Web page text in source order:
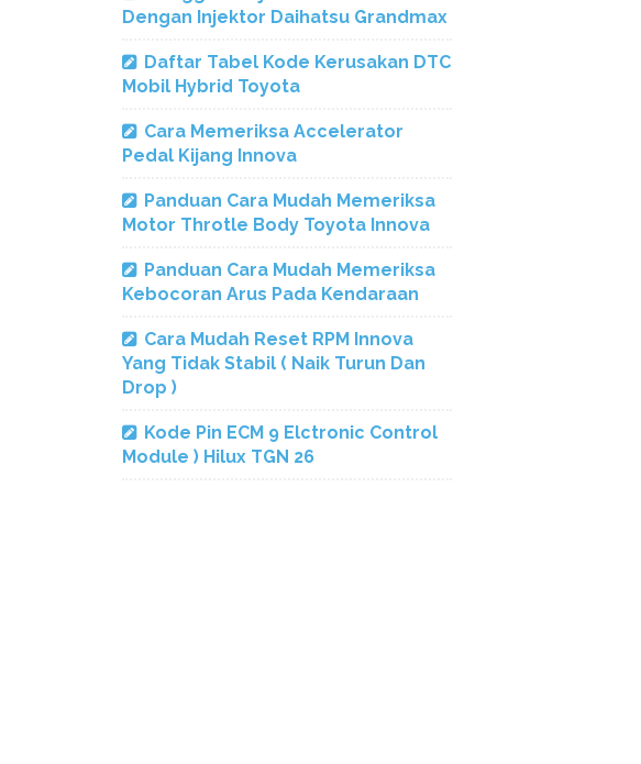
Dengan Injektor Daihatsu Grandmax
Daftar Tabel Kode Kerusakan DTC
Mobil Hybrid Toyota
Cara Memeriksa Accelerator
Pedal Kijang Innova
Panduan Cara Mudah Memeriksa
Motor Throtle Body Toyota Innova
Panduan Cara Mudah Memeriksa
Kebocoran Arus Pada Kendaraan
Cara Mudah Reset RPM Innova
Yang Tidak Stabil ( Naik Turun Dan
Drop )
Kode Pin ECM 9 Elctronic Control
Module ) Hilux TGN 26